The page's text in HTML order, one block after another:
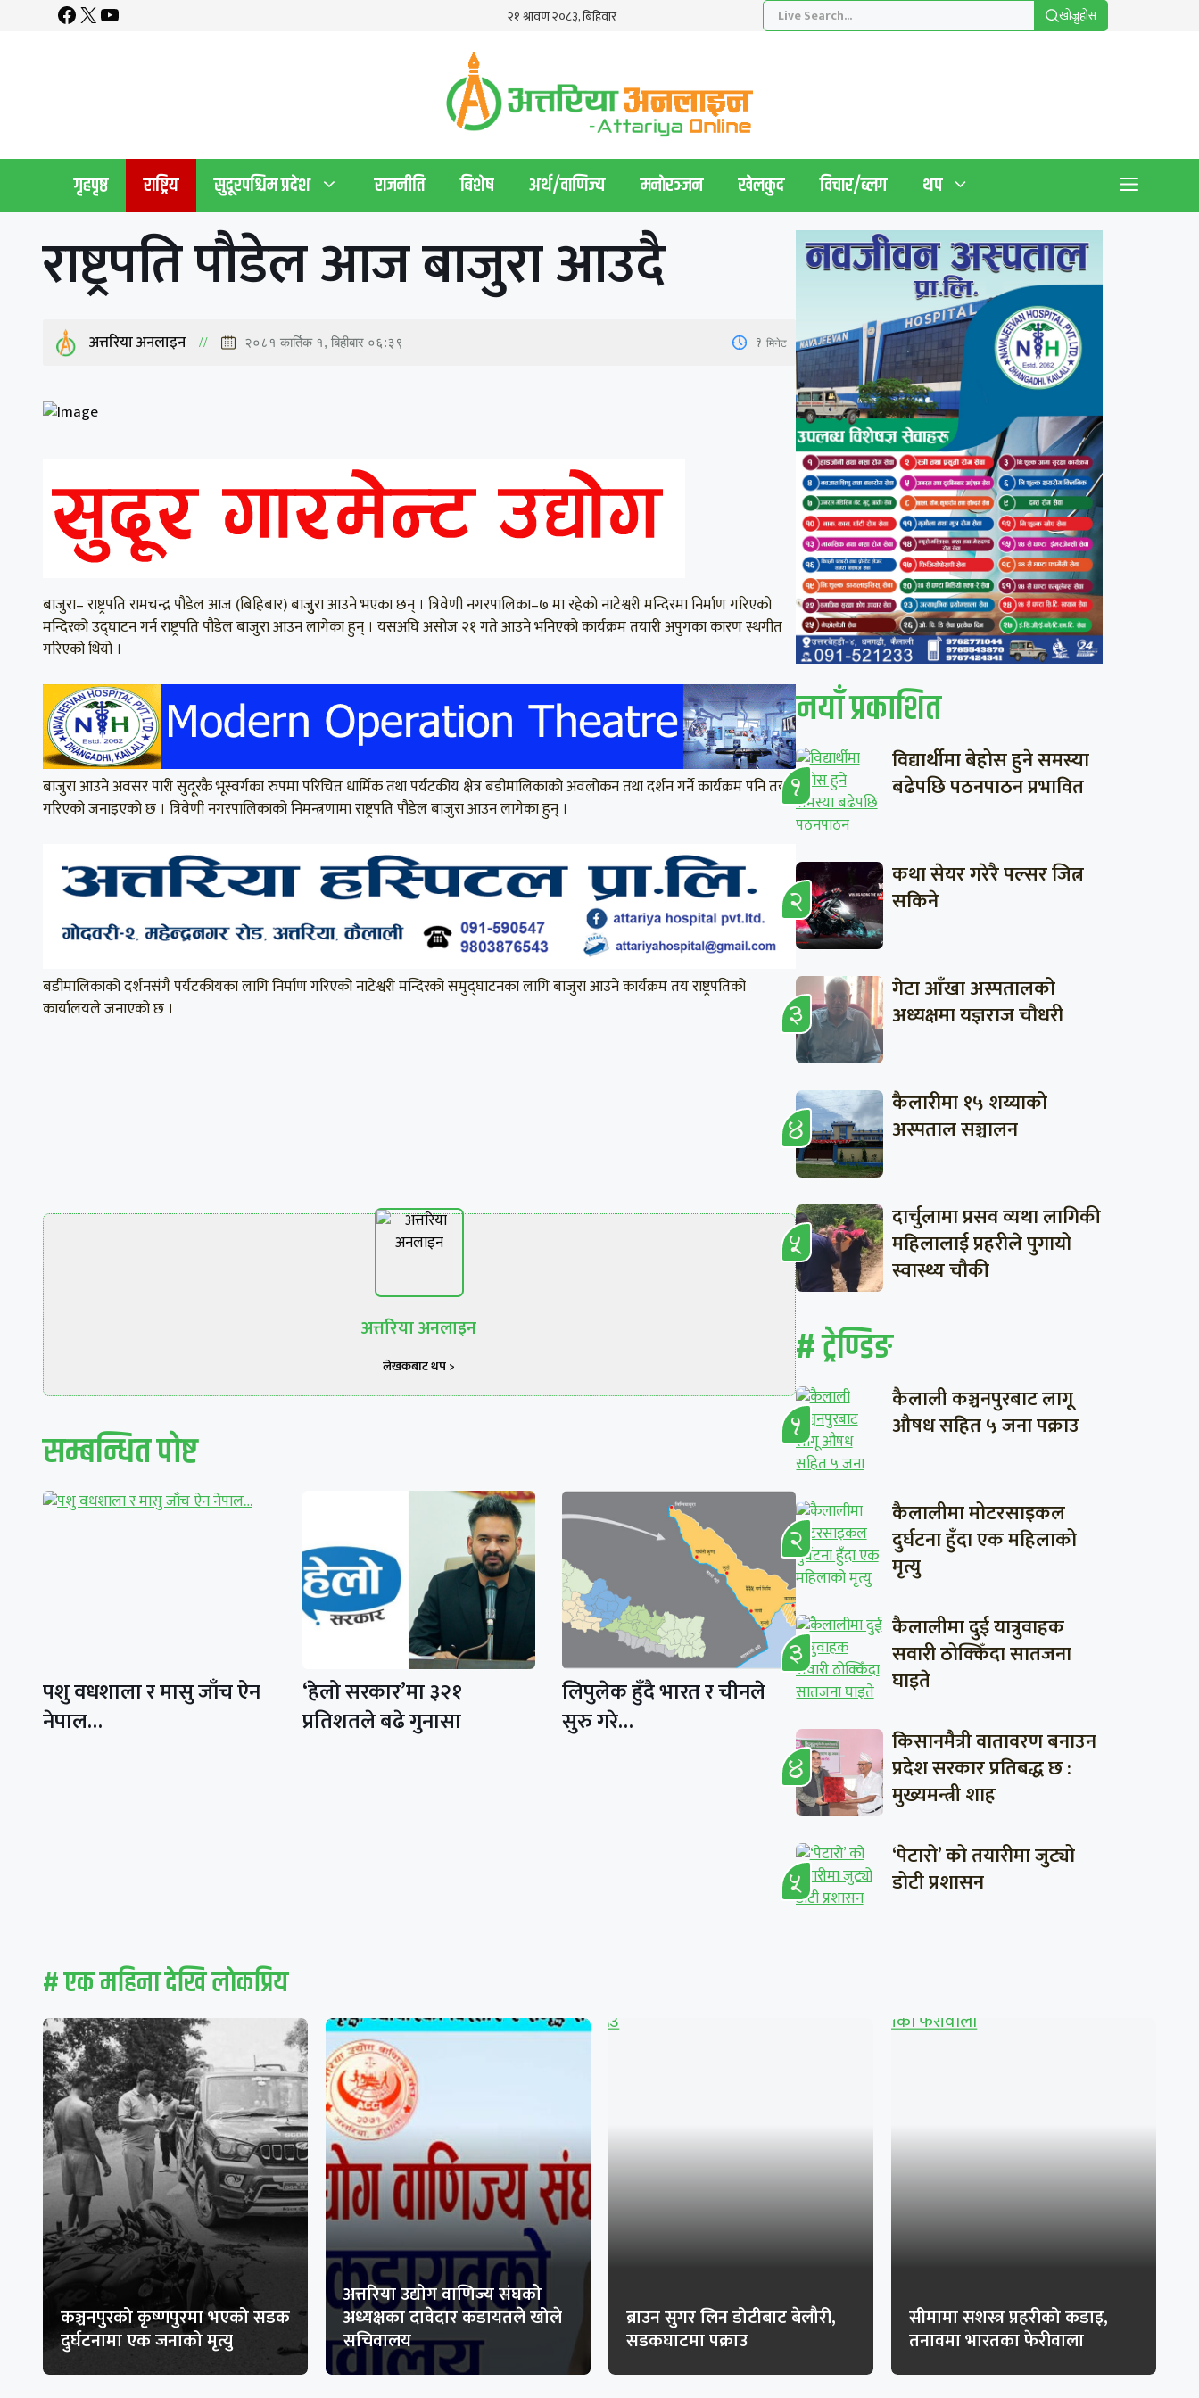
Facebook
X YouTube खाेज्नुहाेस
गृहपृष्ठ राष्ट्रिय सुदूरपश्चिम प्रदेश राजनीति बिशेष अर्थ/वाणिज्य मनाेरञ्जन खेलकुद विचार/ब्लग थप
राष्ट्रपति पौडेल आज बाजुरा आउदै
अत्तरिया अनलाइन २०८१ कार्तिक १, बिहीबार ०६:३९ 1 मिनेट
बाजुरा– राष्ट्रपति रामचन्द्र पौडेल आज (बिहिबार) बाजुुरा आउने भएका छन् । त्रिवेणी नगरपालिका–७ मा रहेको नाटेश्वरी मन्दिरमा निर्माण गरिएको
मन्दिरको उद्घाटन गर्न राष्ट्रपति पौडेल बाजुरा आउन लागेका हुन् । यसअघि असोज २१ गते आउने भनिएको कार्यक्रम तयारी अपुगका कारण स्थगीत
गरिएको थियो ।
बाजुरा आउने अवसर पारी सुदूरकै भूस्वर्गका रुपमा परिचित धार्मिक तथा पर्यटकीय क्षेत्र बडीमालिकाको अवलोकन तथा दर्शन गर्ने कार्यक्रम पनि तय
गरिएको जनाइएको छ । त्रिवेणी नगरपालिकाको निमन्त्रणामा राष्ट्रपति पौडेल बाजुरा आउन लागेका हुन् ।
बडीमालिकाको दर्शनसंगै पर्यटकीयका लागि निर्माण गरिएको नाटेश्वरी मन्दिरको समुद्घाटनका लागि बाजुरा आउने कार्यक्रम तय राष्ट्रपतिको
कार्यालयले जनाएको छ ।
अत्तरिया अनलाइन
लेखकबाट थप >
सम्बन्धित पाेष्ट
पशु वधशाला र मासु जाँच ऐन
नेपाल…
‘हेलो सरकार’मा ३२१
प्रतिशतले बढे गुनासा
लिपुलेक हुँदै भारत र चीनले
सुरु गरे…
नयाँ प्रकाशित
विद्यार्थीमा बेहोस हुने समस्या
बढेपछि पठनपाठन प्रभावित
कथा सेयर गरेरै पल्सर जित्न
सकिने
गेटा आँखा अस्पतालको
अध्यक्षमा यज्ञराज चौधरी
कैलारीमा १५ शय्याको
अस्पताल सञ्चालन
दार्चुलामा प्रसव व्यथा लागिकी
महिलालाई प्रहरीले पुगायो
स्वास्थ्य चौकी
# ट्रेण्डिङ
कैलाली कञ्चनपुरबाट लागू
औषध सहित ५ जना पक्राउ
कैलालीमा मोटरसाइकल
दुर्घटना हुँदा एक महिलाको
मृत्यु
कैलालीमा दुई यात्रुवाहक
सवारी ठोक्किँदा सातजना
घाइते
किसानमैत्री वातावरण बनाउन
प्रदेश सरकार प्रतिबद्ध छ :
मुख्यमन्त्री शाह
‘पेटारो’ को तयारीमा जुट्यो
डोटी प्रशासन
# एक महिना देखि लाेकप्रिय
कञ्चनपुरको कृष्णपुरमा भएको सडक
दुर्घटनामा एक जनाको मृत्यु
अत्तरिया उद्योग वाणिज्य संघको
अध्यक्षका दावेदार कडायतले खोले
सचिवालय
ब्राउन सुगर लिन डोटीबाट बेलौरी,
सडकघाटमा पक्राउ
सीमामा सशस्त्र प्रहरीको कडाइ,
तनावमा भारतका फेरीवाला